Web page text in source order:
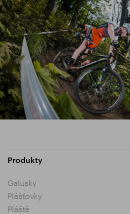
Produkty
Galusky
Plášťovky
Pláště